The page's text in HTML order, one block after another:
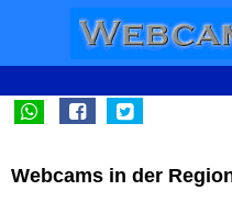
Webcams in der